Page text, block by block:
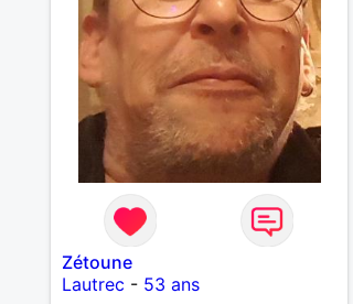
Zétoune
Lautrec - 53 ans